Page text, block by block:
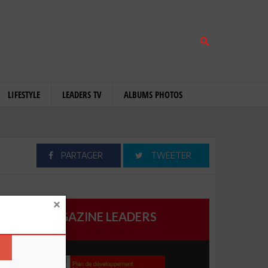
LIFESTYLE LEADERS TV ALBUMS PHOTOS
PARTAGER TWEETER
MAGAZINE LEADERS